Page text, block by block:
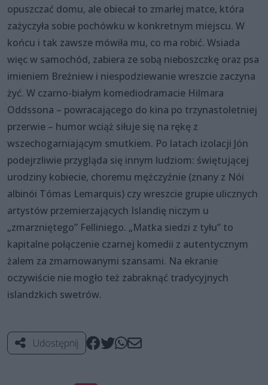
opuszczać domu, ale obiecał to zmarłej matce, która
zażyczyła sobie pochówku w konkretnym miejscu. W
końcu i tak zawsze mówiła mu, co ma robić. Wsiada
więc w samochód, zabiera ze sobą nieboszczkę oraz psa
imieniem Breżniew i niespodziewanie wreszcie zaczyna
żyć. W czarno-białym komediodramacie Hilmara
Oddssona – powracającego do kina po trzynastoletniej
przerwie – humor wciąż siłuje się na rękę z
wszechogarniającym smutkiem. Po latach izolacji Jón
podejrzliwie przygląda się innym ludziom: świętującej
urodziny kobiecie, choremu mężczyźnie (znany z Nói
albinói Tómas Lemarquis) czy wreszcie grupie ulicznych
artystów przemierzających Islandię niczym u
„zmarzniętego” Felliniego. „Matka siedzi z tyłu” to
kapitalne połączenie czarnej komedii z autentycznym
żalem za zmarnowanymi szansami. Na ekranie
oczywiście nie mogło też zabraknąć tradycyjnych
islandzkich swetrów.
Udostępnij